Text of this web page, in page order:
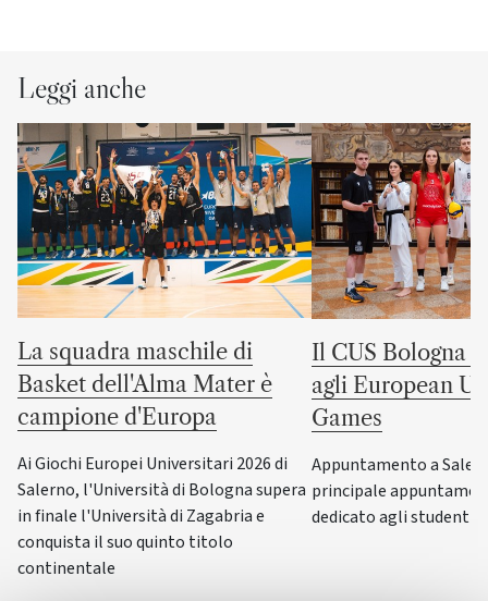
Leggi anche
La squadra maschile di
Basket dell'Alma Mater è
campione d'Europa
Ai Giochi Europei Universitari 2026 di
Salerno, l'Università di Bologna supera
in finale l'Università di Zagabria e
conquista il suo quinto titolo
continentale
Il CUS Bologna
agli European
Games
Appuntamento a
principale
dedicato agli